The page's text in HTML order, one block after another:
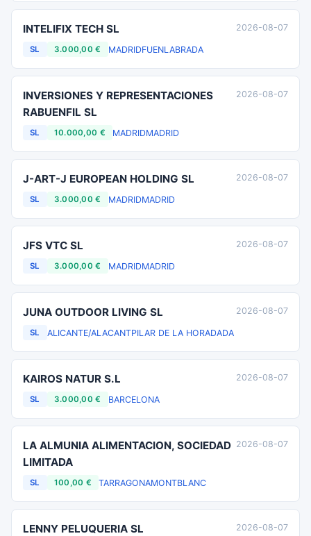
INTELIFIX TECH SL
SL 3.000,00 € MADRIDFUENLABRADA
2026-08-07
INVERSIONES Y REPRESENTACIONES
RABUENFIL SL
SL 10.000,00 € MADRIDMADRID
2026-08-07
J-ART-J EUROPEAN HOLDING SL
SL 3.000,00 € MADRIDMADRID
2026-08-07
JFS VTC SL
SL 3.000,00 € MADRIDMADRID
2026-08-07
JUNA OUTDOOR LIVING SL
SL ALICANTE/ALACANTPILAR DE LA HORADADA
2026-08-07
KAIROS NATUR S.L
SL 3.000,00 € BARCELONA
2026-08-07
LA ALMUNIA ALIMENTACION, SOCIEDAD
LIMITADA
SL 100,00 € TARRAGONAMONTBLANC
2026-08-07
LENNY PELUQUERIA SL 2026-08-07